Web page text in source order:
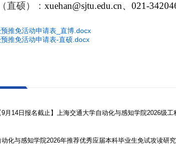
直硕）： xuehan@sjtu.edu.cn、 021-
推免活动申请表_直博.docx
推免活动申请表-直硕.docx
9月14日报名截止】上海交通大学自动化与感知学院2026级
动化与感知学院2026年推荐优秀应届本科毕业生免试攻读研